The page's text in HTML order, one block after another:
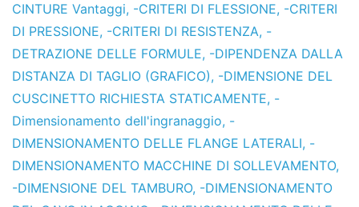
CINTURE Vantaggi, -CRITERI DI FLESSIONE, -CRITERI
DI PRESSIONE, -CRITERI DI RESISTENZA, -
DETRAZIONE DELLE FORMULE, -DIPENDENZA DALLA
DISTANZA DI TAGLIO (GRAFICO), -DIMENSIONE DEL
CUSCINETTO RICHIESTA STATICAMENTE, -
Dimensionamento dell'ingranaggio, -
DIMENSIONAMENTO DELLE FLANGE LATERALI, -
DIMENSIONAMENTO MACCHINE DI SOLLEVAMENTO,
-DIMENSIONE DEL TAMBURO, -DIMENSIONAMENTO